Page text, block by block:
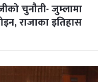
चुनौती- जुम्लामा
राजाका इतिहास